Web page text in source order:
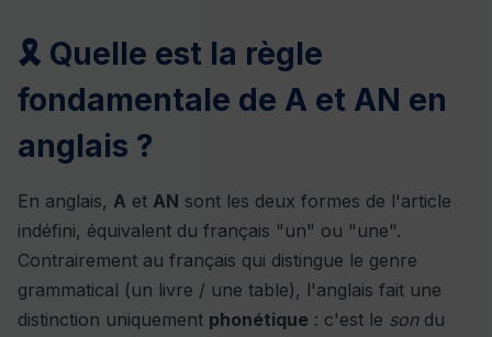
🎗 Quelle est la règle
fondamentale de A et AN en
anglais ?
En anglais, A et AN sont les deux formes de l'article
indéfini, équivalent du français "un" ou "une".
Contrairement au français qui distingue le genre
grammatical (un livre / une table), l'anglais fait une
distinction uniquement phonétique : c'est le sondu